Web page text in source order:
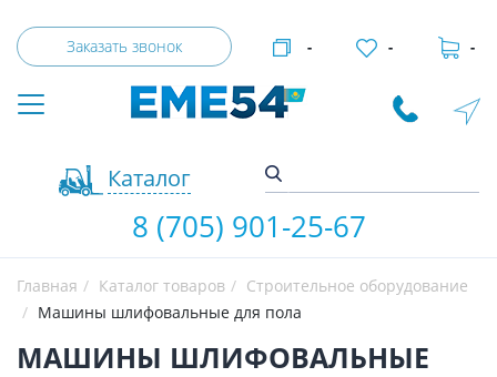
Заказать звонок
Каталог
- - -
8 (705) 901-25-67
Главная Каталог товаров
Строительное оборудование
Машины шлифовальные для пола
МАШИНЫ ШЛИФОВАЛЬНЫЕ